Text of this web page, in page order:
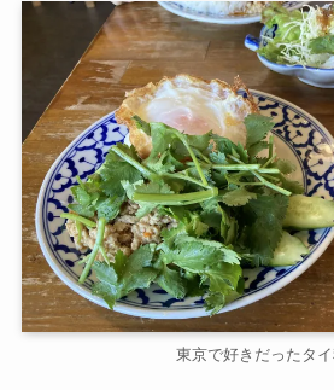
東京で好きだったタ